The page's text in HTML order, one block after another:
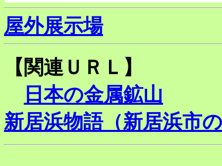
屋外展示場
【関連ＵＲＬ】
日本の金属鉱山
新居浜物語（新居浜市